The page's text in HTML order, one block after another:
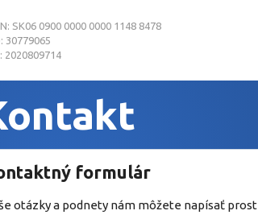
SK06 0900 0000 0000 1148 8478
30779065
2020809714
formulár
otázky a podnety nám môžete napísať